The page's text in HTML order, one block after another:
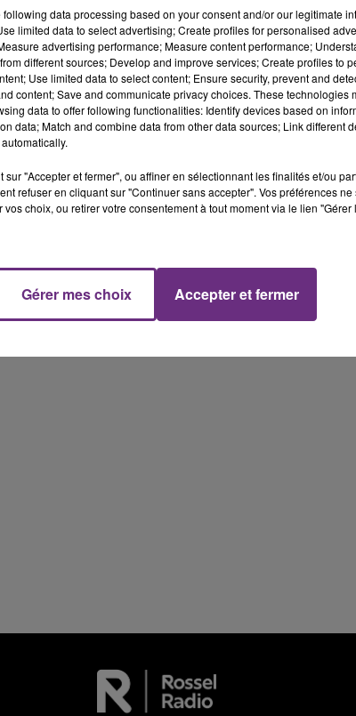
LE MAGASIN JOUÉCLUB DE REIMS FERME
SES PORTES
C'était l'une des institutions du centre-ville
5h00 - 6h00
LE BEST OF DE LA FAMILLE
CHAMPAGNE FM
following data processing based on your consent and/or our legitimate
limited data to select advertising; Create profiles for personalised
advertising performance; Measure content performance;
different sources; Develop and improve services; Create profiles to
Use limited data to select content; Ensure security, prevent and
content; Save and communicate privacy choices. These technologies
data to offer following functionalities: Identify devices based on
data; Match and combine data from other data sources; Link different
"Accepter et fermer", ou affiner en sélectionnant les finalités et/ou
refuser en cliquant sur "Continuer sans accepter". Vos préférences
vos choix, ou retirer votre consentement à tout moment via le lien
Gérer mes choix Accepter et fermer